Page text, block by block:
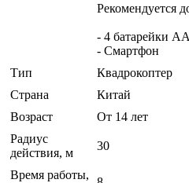
Рекомендуется
- 4 батарейки
- Смартфон
Тип
Квадрокоптер
Страна
Китай
Возраст
От 14 лет
Радиус
действия, м
30
Время работы,